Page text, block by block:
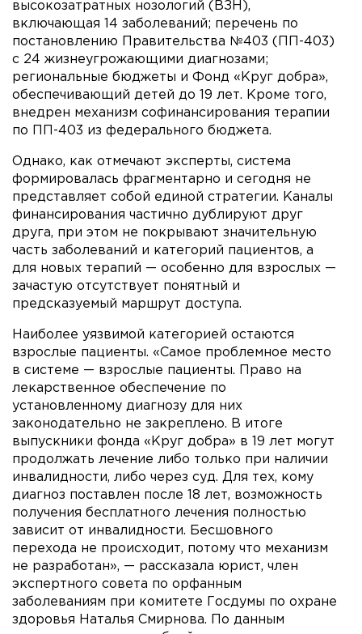
высокозатратных нозологий (ВЗН),
включающая 14 заболеваний; перечень по
постановлению Правительства №403 (ПП-403)
с 24 жизнеугрожающими диагнозами;
региональные бюджеты и Фонд «Круг добра»,
обеспечивающий детей до 19 лет. Кроме того,
внедрен механизм софинансирования терапии
по ПП-403 из федерального бюджета.
Однако, как отмечают эксперты, система
формировалась фрагментарно и сегодня не
представляет собой единой стратегии. Каналы
финансирования частично дублируют друг
друга, при этом не покрывают значительную
часть заболеваний и категорий пациентов, а
для новых терапий — особенно для взрослых —
зачастую отсутствует понятный и
предсказуемый маршрут доступа.
Наиболее уязвимой категорией остаются
взрослые пациенты. «Самое проблемное место
в системе — взрослые пациенты. Право на
лекарственное обеспечение по
установленному диагнозу для них
законодательно не закреплено. В итоге
выпускники фонда «Круг добра» в 19 лет могут
продолжать лечение либо только при наличии
инвалидности, либо через суд. Для тех, кому
диагноз поставлен после 18 лет, возможность
получения бесплатного лечения полностью
зависит от инвалидности. Бесшовного
перехода не происходит, потому что механизм
не разработан», — рассказала юрист, член
экспертного совета по орфанным
заболеваниям при комитете Госдумы по охране
здоровья Наталья Смирнова. По данным